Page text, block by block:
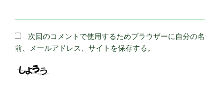
次回のコメントで使用するためブラウザーに自分の名
前、メールアドレス、サイトを保存する。